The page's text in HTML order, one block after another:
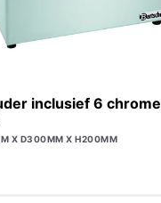
inclusief 6 chrome
X D300MM X H200MM